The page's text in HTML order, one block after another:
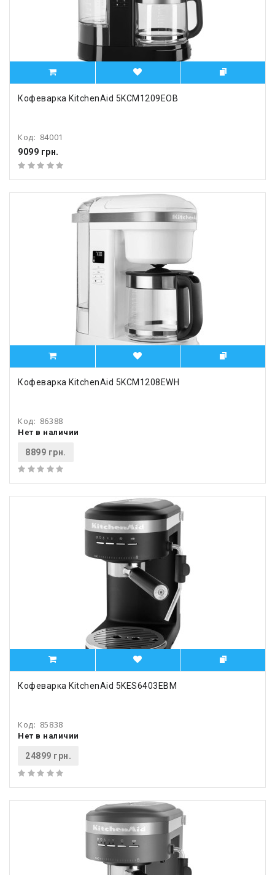
Кофеварка KitchenAid 5KCM1209EOB
Код: 84001
9099 грн.
Кофеварка KitchenAid 5KCM1208EWH
Код: 86388
Нет в наличии
8899 грн.
Кофеварка KitchenAid 5KES6403EBM
Код: 85838
Нет в наличии
24899 грн.